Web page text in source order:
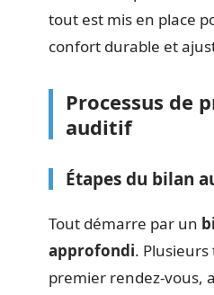
tout est mis en place
confort durable et
Processus de
auditif
Étapes du bilan
Tout démarre par un
approfondi.
premier rendez-vous,